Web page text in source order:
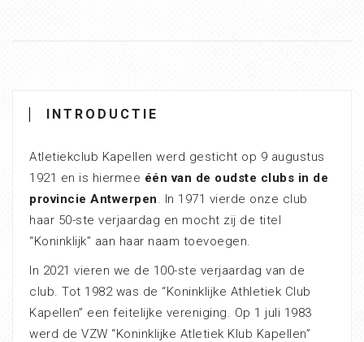
INTRODUCTIE
Atletiekclub Kapellen werd gesticht op 9 augustus
1921 en is hiermee één van de oudste clubs in de
provincie Antwerpen. In 1971 vierde onze club
haar 50-ste verjaardag en mocht zij de titel
“Koninklijk” aan haar naam toevoegen.
In 2021 vieren we de 100-ste verjaardag van de
club. Tot 1982 was de “Koninklijke Athletiek Club
Kapellen” een feitelijke vereniging. Op 1 juli 1983
werd de VZW “Koninklijke Atletiek Klub Kapellen”